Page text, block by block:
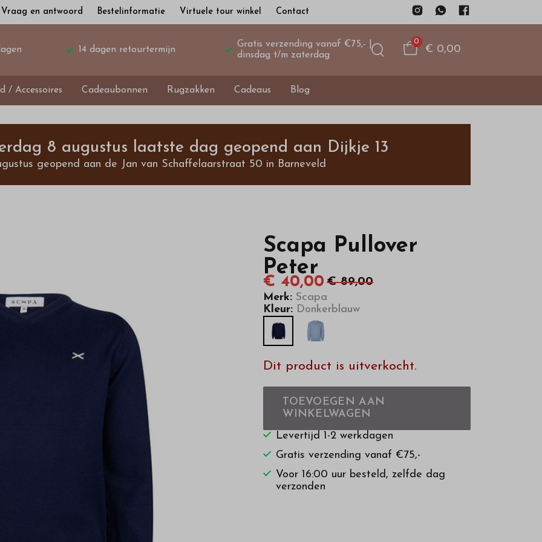
Vraag en antwoord Bestelinformatie Virtuele tour winkel Contact
14 dagen retourtermijn
Gratis verzending vanaf €75,- |
dinsdag t/m zaterdag
0
€ 0,00
/ Accessoires Cadeaubonnen Rugzakken Cadeaus Blog
8 augustus laatste dag geopend aan Dijkje 13
geopend aan de Jan van Schaffelaarstraat 50 in Barneveld
Scapa Pullover
Peter
€ 40,00 € 89,00
Merk: Scapa
Kleur: Donkerblauw
Dit product is uitverkocht.
TOEVOEGEN AAN
WINKELWAGEN
Levertijd 1-2 werkdagen
Gratis verzending vanaf €75,-
Voor 16:00 uur besteld, zelfde dag
verzonden